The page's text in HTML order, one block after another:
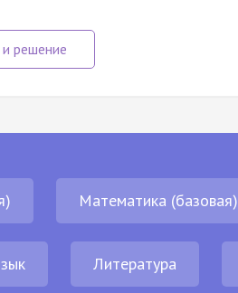
Математика (базовая)
Литература